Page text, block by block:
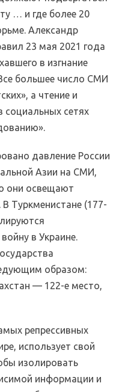
… и где более 20
Александр
23 мая 2021 года
в изгнание
большее число СМИ
а чтение и
социальных сетях
давление России
Азии на СМИ,
они освещают
Туркменистане (177-
в Украине.
образом:
— 122-е место,
репрессивных
использует свой
изолировать
информации и